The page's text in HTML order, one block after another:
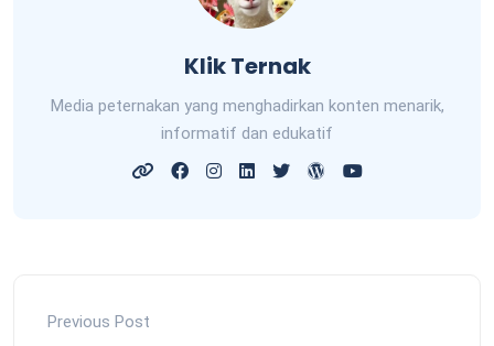
Klik Ternak
Media peternakan yang menghadirkan konten menarik,
informatif dan edukatif
Previous Post